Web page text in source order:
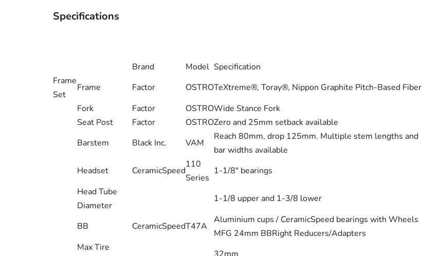
Specifications
Brand Model Specification
Frame
Set
Frame Factor OSTROTeXtreme®, Toray®, Nippon Graphite Pitch-Based Fiber
Fork
Factor OSTROWide Stance Fork
Seat Post
Factor OSTROZero and 25mm setback available
Barstem
Black Inc. VAM
Reach 80mm, drop 125mm. Multiple stem lengths and
bar widths available
Headset
CeramicSpeed
110
Series
1-1/8" bearings
Head Tube
Diameter
1-1/8 upper and 1-3/8 lower
BB CeramicSpeedT47A
Aluminium cups / CeramicSpeed bearings with Wheels
MFG 24mm BBRight Reducers/Adapters
Max Tire